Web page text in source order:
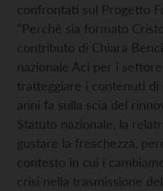
confrontati sul Progetto
“Perchè sia formato
contributo di Chiara
nazionale Aci per i
tratteggiare i contenuti
anni fa sulla scia del
Statuto nazionale, la
gustare la freschezza,
contesto in cui i
crisi nella trasmissione